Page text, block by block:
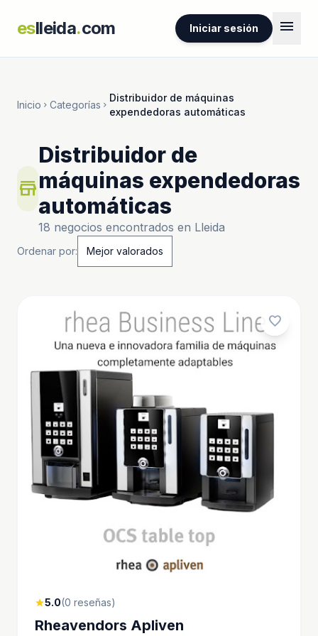
eslleida.com Iniciar sesión menu
Inicio chevron_right Categorías chevron_right
Distribuidor de máquinas
expendedoras automáticas
store
Distribuidor de
máquinas expendedoras
automáticas
18 negocios encontrados en Lleida
Ordenar por:
favorite
star5.0(0 reseñas)
Rheavendors Apliven